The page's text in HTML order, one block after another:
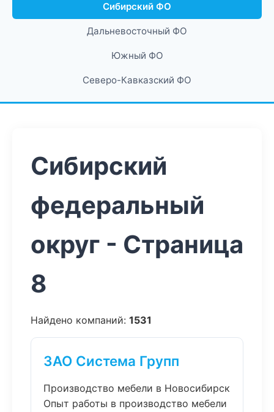
Сибирский ФО
Дальневосточный ФО
Южный ФО
Северо-Кавказский ФО
Сибирский
федеральный
округ - Страница
8
Найдено компаний: 1531
ЗАО Система Групп
Производство мебели в Новосибирск
Опыт работы в производство мебели